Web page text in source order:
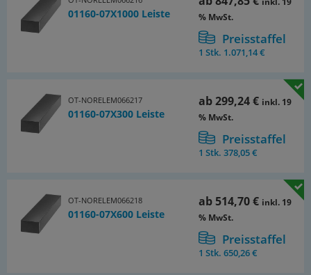
01160-07X1000 Leiste
% MwSt.
Preisstaffel
1 Stk. 1.071,14 €
OT-NORELEM066217
01160-07X300 Leiste
ab299,24 € inkl. 19
% MwSt.
Preisstaffel
1 Stk.378,05 €
OT-NORELEM066218
01160-07X600 Leiste
ab 514,70 € inkl. 19
% MwSt.
Preisstaffel
1 Stk.650,26 €